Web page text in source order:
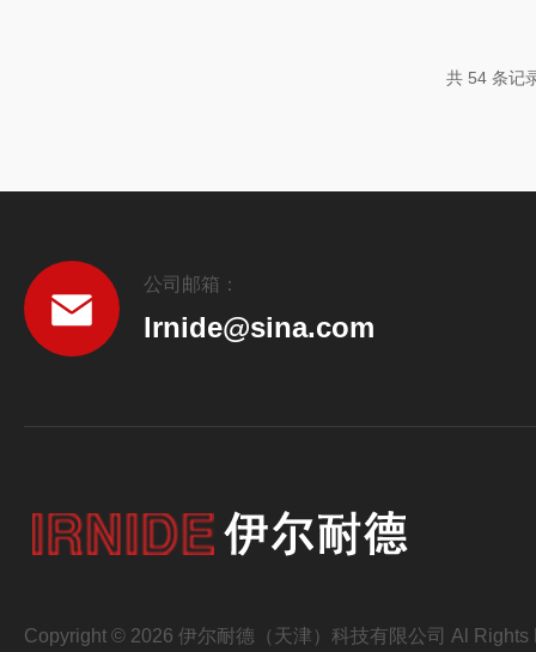
表面吸收激光能量，迅速加热到熔化点。在熔化区域
共 54 条记
公司邮箱：
lrnide@sina.com
Copyright © 2026 伊尔耐德（天津）科技有限公司 Al Rights